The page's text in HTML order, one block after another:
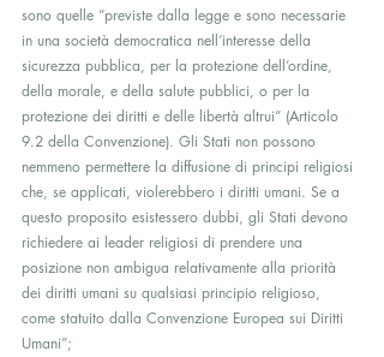
sono quelle “previste dalla legge e sono necessarie
in una società democratica nell’interesse della
sicurezza pubblica, per la protezione dell’ordine,
della morale, e della salute pubblici, o per la
protezione dei diritti e delle libertà altrui” (Articolo
9.2 della Convenzione). Gli Stati non possono
nemmeno permettere la diffusione di principi religiosi
che, se applicati, violerebbero i diritti umani. Se a
questo proposito esistessero dubbi, gli Stati devono
richiedere ai leader religiosi di prendere una
posizione non ambigua relativamente alla priorità
dei diritti umani su qualsiasi principio religioso,
come statuito dalla Convenzione Europea sui Diritti
Umani”;